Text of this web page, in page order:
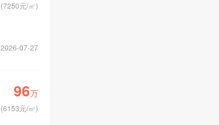
2026-07-27
(7250元/㎡)
96万
(6153元/㎡)